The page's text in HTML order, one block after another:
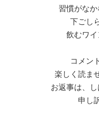
習慣がな
下ごし
飲むワ
コメン
楽しく読ま
お返事は、
申し